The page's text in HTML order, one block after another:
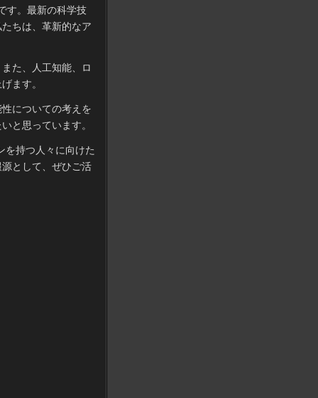
す。最新の科学技
ちは、革新的なア
た、人工知能、ロ
ます。
についての考えを
と思っています。
を持つ人々に向けた
として、ぜひご活